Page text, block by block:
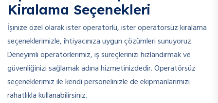
Kiralama Seçenekleri
İşinize özel olarak ister operatörlü, ister operatörsüz kiralama
seçeneklerimizle, ihtiyacınıza uygun çözümleri sunuyoruz.
Deneyimli operatörlerimiz, iş süreçlerinizi hızlandırmak ve
güvenliğinizi sağlamak adına hizmetinizdedir. Operatörsüz
seçeneklerimiz ile kendi personelinizle de ekipmanlarımızı
rahatlıkla kullanabilirsiniz.